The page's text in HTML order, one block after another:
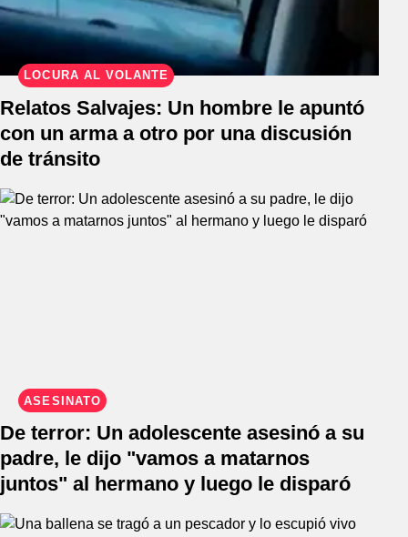
LOCURA AL VOLANTE
Relatos Salvajes: Un hombre le apuntó
con un arma a otro por una discusión
de tránsito
ASESINATO
De terror: Un adolescente asesinó a su
padre, le dijo "vamos a matarnos
juntos" al hermano y luego le disparó